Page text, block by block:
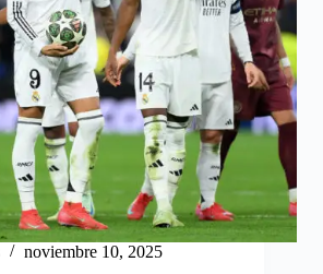
noviembre 10, 2025